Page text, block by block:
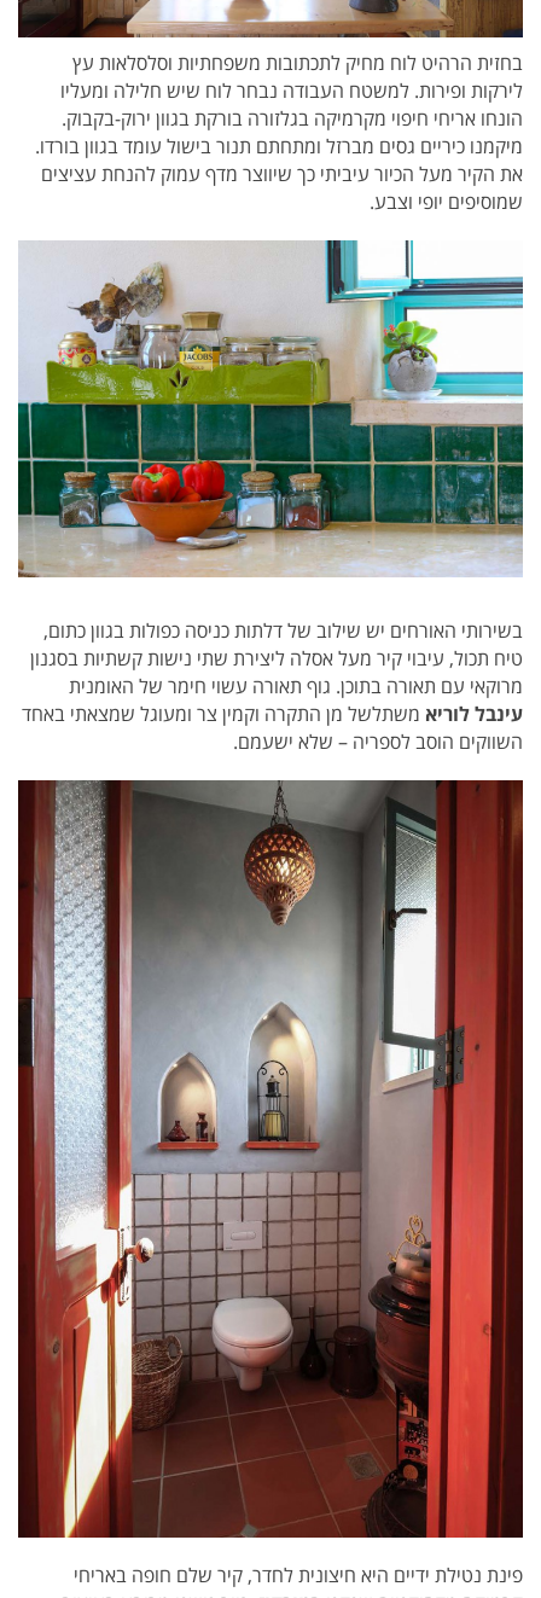
בחזית הרהיט לוח מחיק לתכתובות משפחתיות וסלסלאות עץ
לירקות ופירות. למשטח העבודה נבחר לוח שיש חלילה ומעליו
הונחו אריחי חיפוי מקרמיקה בגלזורה בורקת בגוון ירוק-בקבוק.
מיקמנו כיריים גסים מברזל ומתחתם תנור בישול עומד בגוון בורדו.
את הקיר מעל הכיור עיביתי כך שיווצר מדף עמוק להנחת עציצים
שמוסיפים יופי וצבע.
בשירותי האורחים יש שילוב של דלתות כניסה כפולות בגוון כתום,
טיח תכול, עיבוי קיר מעל אסלה ליצירת שתי נישות קשתיות בסגנון
מרוקאי עם תאורה בתוכן. גוף תאורה עשוי חימר של האומנית
עינבל לוריא משתלשל מן התקרה וקמין צר ומעוגל שמצאתי באחד
השווקים הוסב לספריה – שלא ישעמם.
פינת נטילת ידיים היא חיצונית לחדר, קיר שלם חופה באריחי